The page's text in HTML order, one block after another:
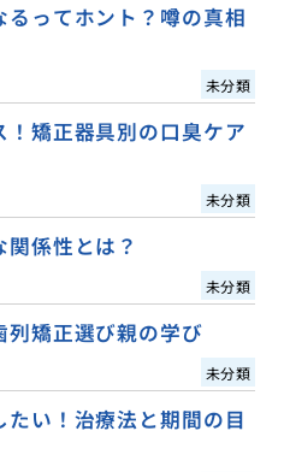
ってホント？噂の真相
未分類
矯正器具別の口臭ケア
未分類
係性とは？
未分類
矯正選び親の学び
未分類
い！治療法と期間の目